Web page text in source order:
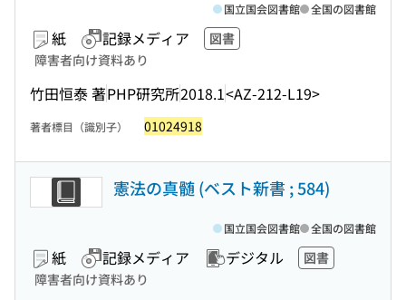
紙 記録メディア
図書
障害者向け資料あり
竹田恒泰 著PHP研究所2018.1<AZ-212-L19>
国立国会図書館 全国の図書館
著者標目（識別子） 01024918
憲法の真髄 (ベスト新書 ; 584)
紙 記録メディア デジタル
図書
障害者向け資料あり
国立国会図書館 全国の図書館